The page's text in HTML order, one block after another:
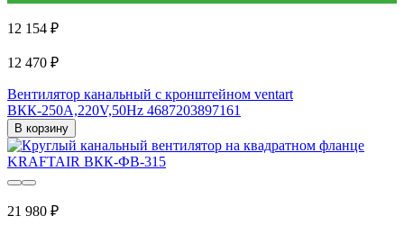
12 154 ₽
12 470 ₽
Вентилятор канальный с кронштейном ventart
BКК-250A,220V,50Hz 4687203897161
В корзину
21 980 ₽